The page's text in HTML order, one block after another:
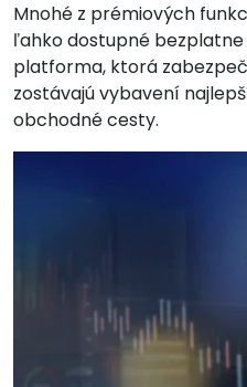
Mnohé z prémiových
ľahko dostupné
platforma, ktorá
zostávajú vybavení
obchodné cesty.